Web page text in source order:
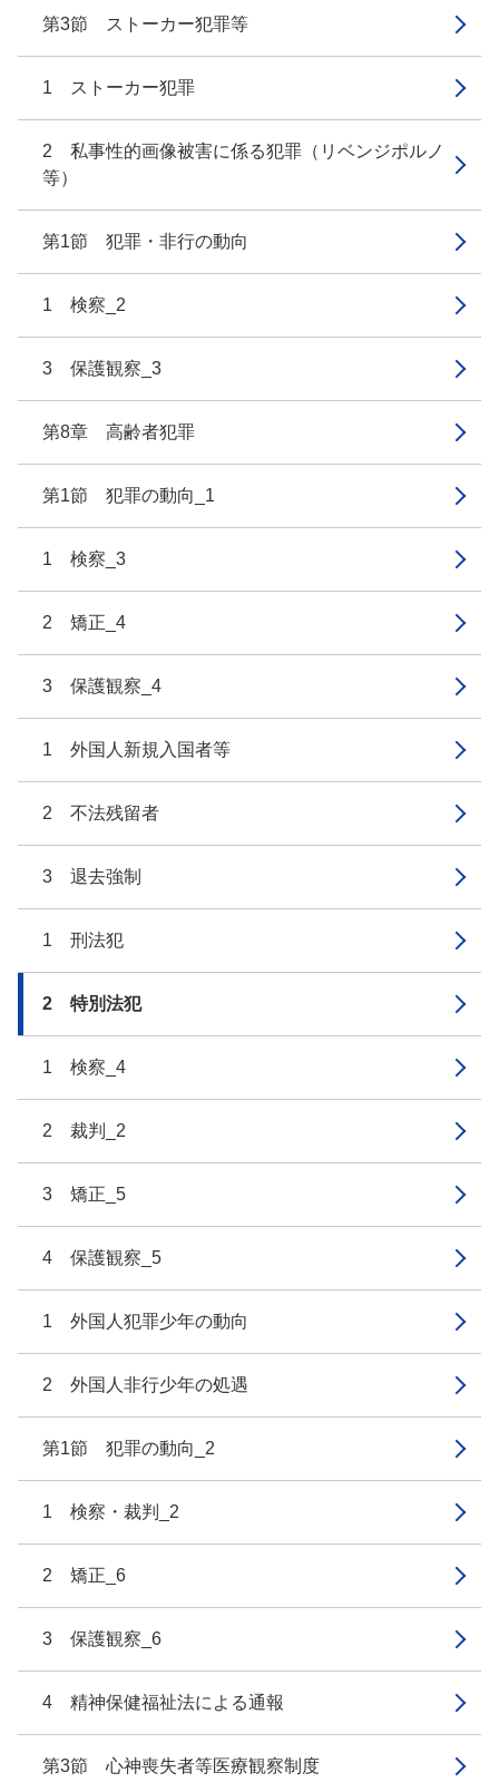
第3節 ストーカー犯罪等
1 ストーカー犯罪
2 私事性的画像被害に係る犯罪（リベンジポルノ
等）
第1節 犯罪・非行の動向
1 検察_2
3 保護観察_3
第8章 高齢者犯罪
第1節 犯罪の動向_1
1 検察_3
2 矯正_4
3 保護観察_4
1 外国人新規入国者等
2 不法残留者
3 退去強制
1 刑法犯
2 特別法犯
1 検察_4
2 裁判_2
3 矯正_5
4 保護観察_5
1 外国人犯罪少年の動向
2 外国人非行少年の処遇
第1節 犯罪の動向_2
1 検察・裁判_2
2 矯正_6
3 保護観察_6
4 精神保健福祉法による通報
第3節 心神喪失者等医療観察制度